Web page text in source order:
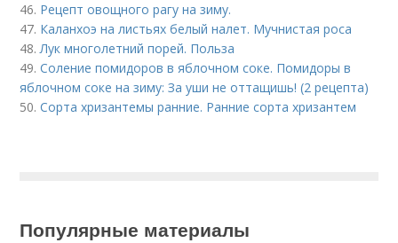
46. Рецепт овощного рагу на зиму.
47. Каланхоэ на листьях белый налет. Мучнистая роса
48.Лук многолетний порей. Польза
49.Соление помидоров в яблочном соке. Помидоры в
яблочном соке на зиму: За уши не оттащишь! (2 рецепта)
50.Сорта хризантемы ранние. Ранние сорта хризантем
Популярные материалы